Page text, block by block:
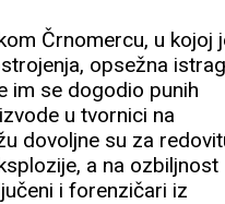
Črnomercu, u kojoj
opsežna
im se dogodio punih
u tvornici na
dovoljne su za
a na ozbiljnost
i forenzičari iz